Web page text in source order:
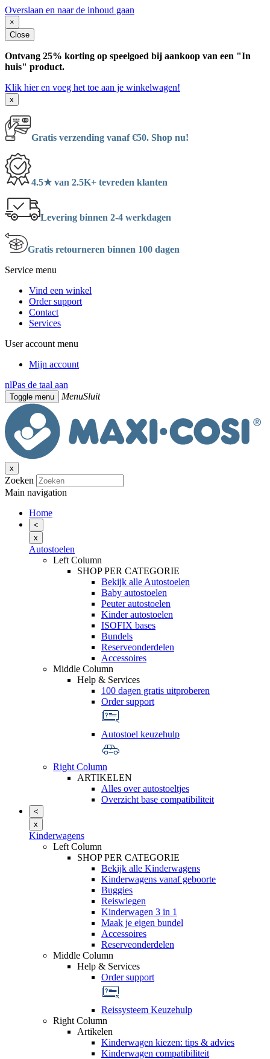
Overslaan en naar de inhoud gaan
×
Close
Ontvang 25% korting op speelgoed bij aankoop van een "In
huis" product.
Klik hier en voeg het toe aan je winkelwagen!
x
Gratis verzending vanaf €50. Shop nu!
4.5★ van 2.5K+ tevreden klanten
Levering binnen 2-4 werkdagen
Gratis retourneren binnen 100 dagen
Service menu
Vind een winkel
Order support
Contact
Services
User account menu
Mijn account
nlPas de taal aan
Toggle menu MenuSluit
x
Zoeken
Main navigation
Home
<
x
Autostoelen
Left Column
SHOP PER CATEGORIE
Bekijk alle Autostoelen
Baby autostoelen
Peuter autostoelen
Kinder autostoelen
ISOFIX bases
Bundels
Reserveonderdelen
Accessoires
Middle Column
Help & Services
100 dagen gratis uitproberen
Order support
Autostoel keuzehulp
Right Column
ARTIKELEN
Alles over autostoeltjes
Overzicht base compatibiliteit
<
x
Kinderwagens
Left Column
SHOP PER CATEGORIE
Bekijk alle Kinderwagens
Kinderwagens vanaf geboorte
Buggies
Reiswiegen
Kinderwagen 3 in 1
Maak je eigen bundel
Accessoires
Reserveonderdelen
Middle Column
Help & Services
Order support
Reissysteem Keuzehulp
Right Column
Artikelen
Kinderwagen kiezen: tips & advies
Kinderwagen compatibiliteit